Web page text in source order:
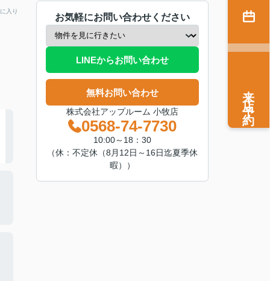
入り
お気軽にお問い合わせください
LINEからお問い合わせ
無料お問い合わせ
株式会社アップルーム 小牧店
0568-74-7730
10:00～18：30
（休：不定休（8月12日～16日迄夏季休
暇））
来店予約